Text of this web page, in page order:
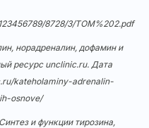
8728/3/ТОМ%202.pdf
норадреналин, дофамин и
ресурс unclinic.ru. Дата
kateholaminy-adrenalin-
osnove/
и функции тирозина,